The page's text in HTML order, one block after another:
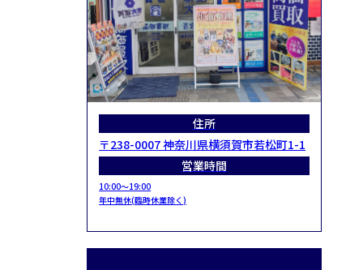
住所
〒238-0007 神奈川県横須賀市若松町1-1
営業時間
10:00～19:00
年中無休(臨時休業除く)